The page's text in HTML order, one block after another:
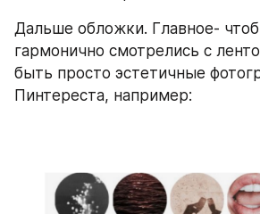
Дальше обложки. Главное-
гармонично смотрелись с
быть просто эстетичные
Пинтереста, например: